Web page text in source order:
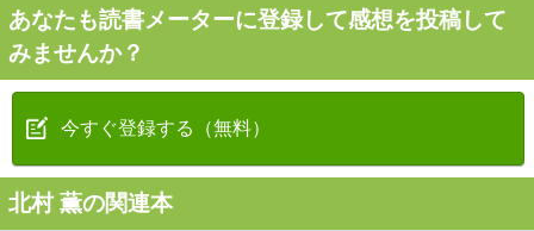
あなたも読書メーターに登録して感想を投稿して
みませんか？
今すぐ登録する（無料）
北村 薫の関連本